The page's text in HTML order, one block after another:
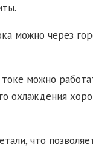
можно через
можно
охлаждения
что